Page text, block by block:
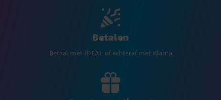
Betalen
Betaal met iDEAL of achteraf met Klarna